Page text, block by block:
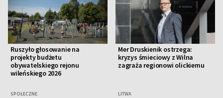
Ruszyło głosowanie na
projekty budżetu
obywatelskiego rejonu
wileńskiego 2026
SPOŁECZNE
Mer Druskienik ostrzega:
kryzys śmieciowy z Wilna
zagraża regionowi olickiemu
LITWA